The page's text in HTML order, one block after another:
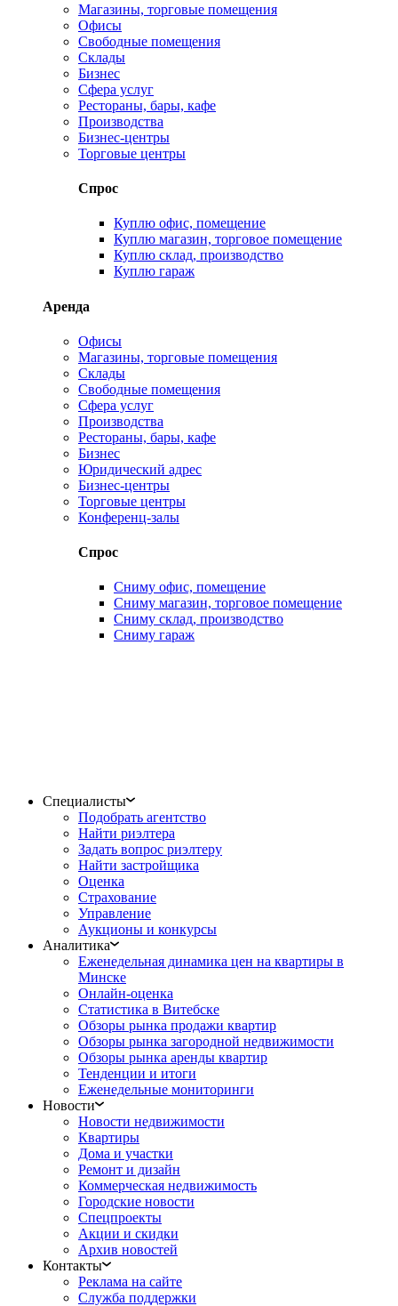
Магазины, торговые помещения
Офисы
Свободные помещения
Склады
Бизнес
Сфера услуг
Рестораны, бары, кафе
Производства
Бизнес-центры
Торговые центры
Спрос
Куплю офис, помещение
Куплю магазин, торговое помещение
Куплю склад, производство
Куплю гараж
Аренда
Офисы
Магазины, торговые помещения
Склады
Свободные помещения
Сфера услуг
Производства
Рестораны, бары, кафе
Бизнес
Юридический адрес
Бизнес-центры
Торговые центры
Конференц-залы
Спрос
Сниму офис, помещение
Сниму магазин, торговое помещение
Сниму склад, производство
Сниму гараж
Специалисты
Подобрать агентство
Найти риэлтера
Задать вопрос риэлтеру
Найти застройщика
Оценка
Страхование
Управление
Аукционы и конкурсы
Аналитика
Еженедельная динамика цен на квартиры в
Минске
Онлайн-оценка
Статистика в Витебске
Обзоры рынка продажи квартир
Обзоры рынка загородной недвижимости
Обзоры рынка аренды квартир
Тенденции и итоги
Еженедельные мониторинги
Новости
Новости недвижимости
Квартиры
Дома и участки
Ремонт и дизайн
Коммерческая недвижимость
Городские новости
Спецпроекты
Акции и скидки
Архив новостей
Контакты
Реклама на сайте
Служба поддержки